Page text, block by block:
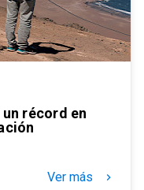
récord en
Ver más keyboard_arrow_right